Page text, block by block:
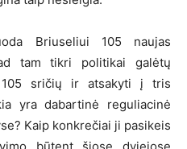
Briuseliui 105 naujas
tam tikri politikai galėtų
sričių ir atsakyti į tris
yra dabartinė reguliacinė
Kaip konkrečiai ji pasikeis